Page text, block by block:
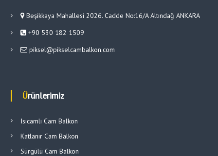
Beşikkaya Mahallesi 2026. Cadde No:16/A Altındağ ANKARA
+90 530 182 1509
piksel@pikselcambalkon.com
Ürünlerimiz
Isıcamlı Cam Balkon
Katlanır Cam Balkon
Sürgülü Cam Balkon